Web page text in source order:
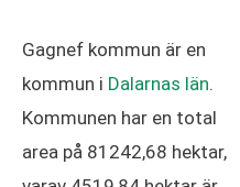
Gagnef kommun är en
kommun i Dalarnas län.
Kommunen har en total
area på 81242,68 hektar,